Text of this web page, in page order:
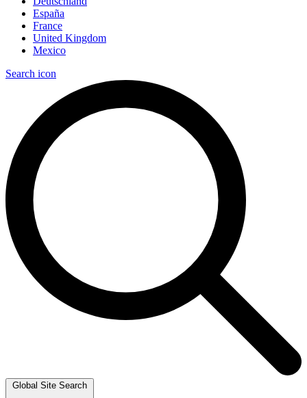
España
France
United Kingdom
Mexico
Search icon
Global Site Search